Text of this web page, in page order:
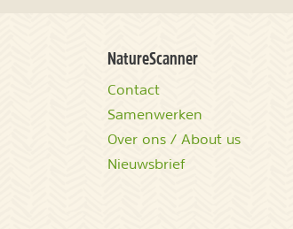
NatureScanner
Contact
Samenwerken
Over ons / About us
Nieuwsbrief